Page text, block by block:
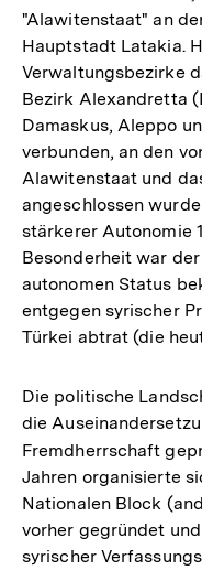
"Alawitenstaat" an
Hauptstadt Latakia.
Verwaltungsbezirke
Bezirk Alexandretta
Damaskus, Aleppo
verbunden, an den
Alawitenstaat und
angeschlossen
stärkerer Autonomie
Besonderheit war
autonomen Status
entgegen syrischer
Türkei abtrat (die
Die politische
die
Fremdherrschaft
Jahren organisierte
Nationalen Block
vorher gegründet
syrischer